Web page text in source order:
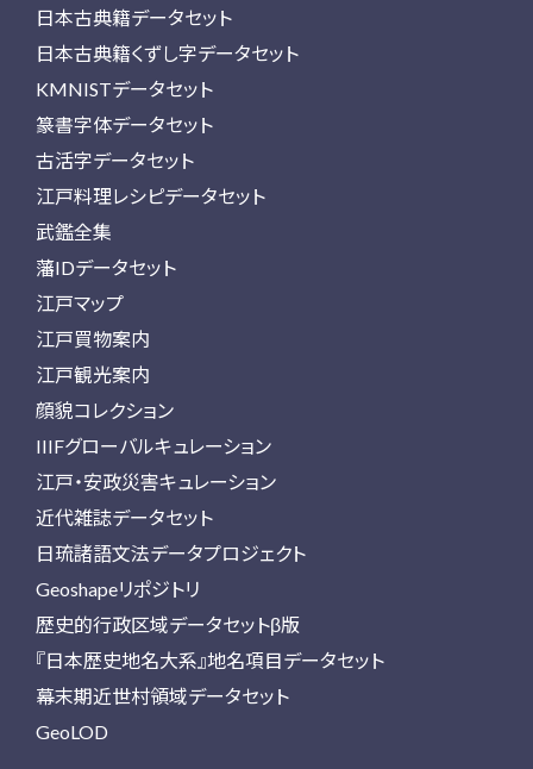
日本古典籍データセット
日本古典籍くずし字データセット
KMNISTデータセット
篆書字体データセット
古活字データセット
江戸料理レシピデータセット
武鑑全集
藩IDデータセット
江戸マップ
江戸買物案内
江戸観光案内
顔貌コレクション
IIIFグローバルキュレーション
江戸・安政災害キュレーション
近代雑誌データセット
日琉諸語文法データプロジェクト
Geoshapeリポジトリ
歴史的行政区域データセットβ版
『日本歴史地名大系』地名項目データセット
幕末期近世村領域データセット
GeoLOD